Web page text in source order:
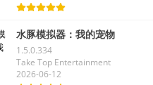
水豚模拟器：我的宠物
1.5.0.334
Take Top Entertainment
2026-06-12